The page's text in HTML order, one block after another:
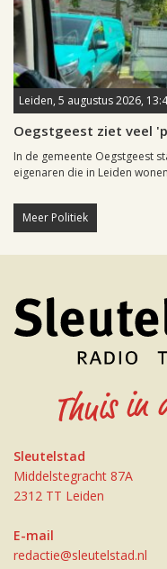
Leiden, 5 augustus 2026,
Oegstgeest ziet veel
In de gemeente Oegstgeest
eigenaren die in Leiden
Meer Politiek
Sleutelstad
Middelstegracht 87A
2312 TT Leiden
E-mail
redactie@sleutelstad.nl